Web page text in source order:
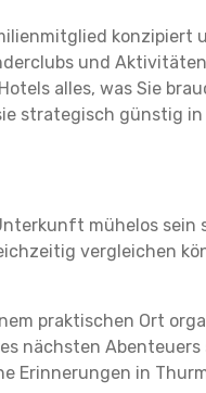
konzipiert
und
alles, was Sie
strategisch günstig
mühelos sein
vergleichen
praktischen Ort
nächsten
Erinnerungen in